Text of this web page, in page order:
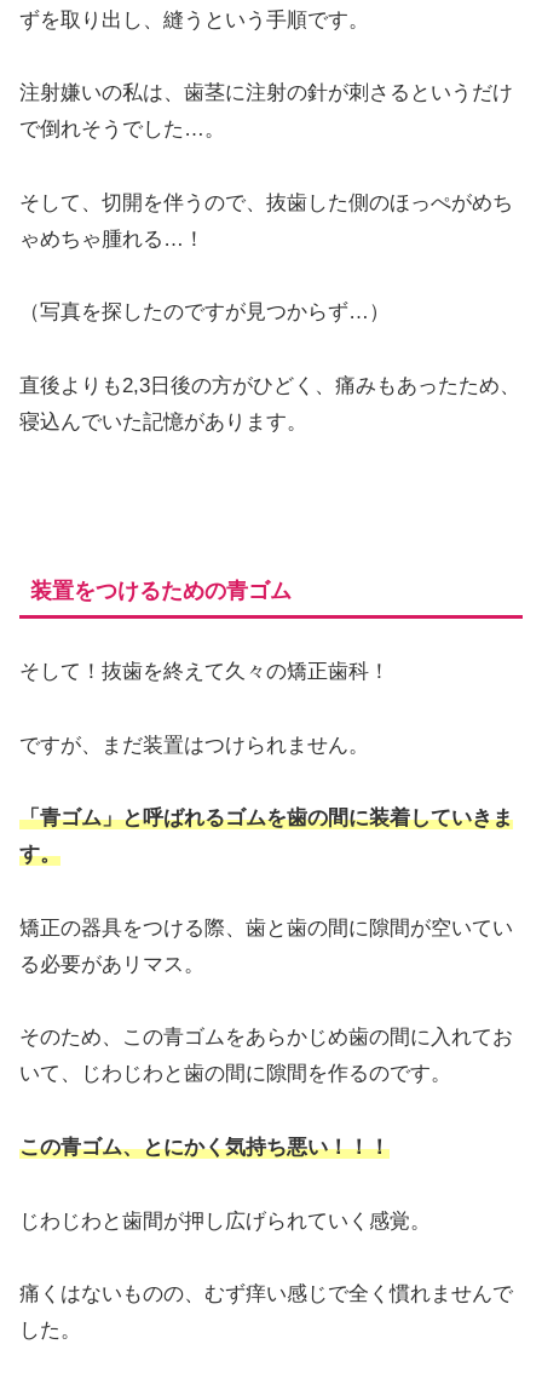
ずを取り出し、縫うという手順です。
注射嫌いの私は、歯茎に注射の針が刺さるというだけ
で倒れそうでした…。
そして、切開を伴うので、抜歯した側のほっぺがめち
ゃめちゃ腫れる…！
（写真を探したのですが見つからず…）
直後よりも2,3日後の方がひどく、痛みもあったため、
寝込んでいた記憶があります。
装置をつけるための青ゴム
そして！抜歯を終えて久々の矯正歯科！
ですが、まだ装置はつけられません。
「青ゴム」と呼ばれるゴムを歯の間に装着していきま
す。
矯正の器具をつける際、歯と歯の間に隙間が空いてい
る必要があリマス。
そのため、この青ゴムをあらかじめ歯の間に入れてお
いて、じわじわと歯の間に隙間を作るのです。
この青ゴム、とにかく気持ち悪い！！！
じわじわと歯間が押し広げられていく感覚。
痛くはないものの、むず痒い感じで全く慣れませんで
した。